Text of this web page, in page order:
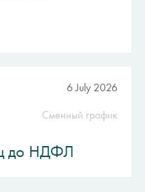
6 July 2026
Сменный график
до НДФЛ